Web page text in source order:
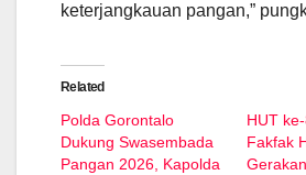
keterjangkauan pangan,”
Related
Polda Gorontalo
Dukung Swasembada
Pangan 2026, Kapolda
HUT
Fakfak